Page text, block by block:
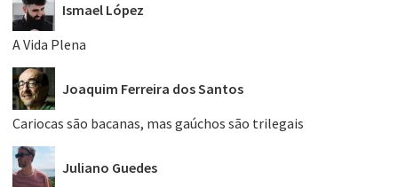
Ismael López
A Vida Plena
Joaquim Ferreira dos Santos
Cariocas são bacanas, mas gaúchos são trilegais
Juliano Guedes